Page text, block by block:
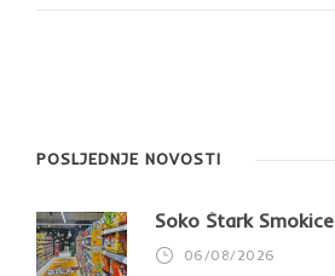
POSLJEDNJE NOVOSTI
Soko Štark Smokice
06/08/2026